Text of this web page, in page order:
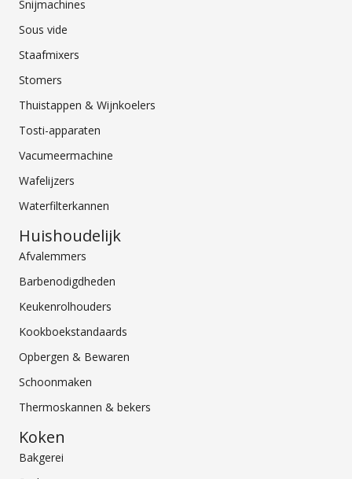
Snijmachines
Sous vide
Staafmixers
Stomers
Thuistappen & Wijnkoelers
Tosti-apparaten
Vacumeermachine
Wafelijzers
Waterfilterkannen
Huishoudelijk
Afvalemmers
Barbenodigdheden
Keukenrolhouders
Kookboekstandaards
Opbergen & Bewaren
Schoonmaken
Thermoskannen & bekers
Koken
Bakgerei